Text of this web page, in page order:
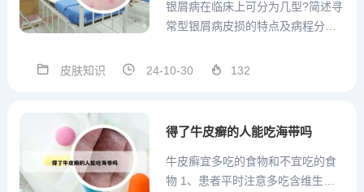
银屑病在临床上可分为几型?简述寻
常型银屑病皮损的特点及病程分
常型、脓疱型、关节病型与红皮病
块，境界明显，表面被覆多层银白
皮肤知识 24-10-30 132
得了牛皮癣的人能吃海带吗
牛皮癣宜多吃的食物和不宜吃的食
物 1、患者平时注意多吃含维生素a